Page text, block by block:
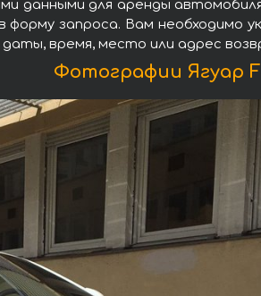
данными для аренды
форму запроса. Вам
время, место или адрес
Фотографии Ягуар